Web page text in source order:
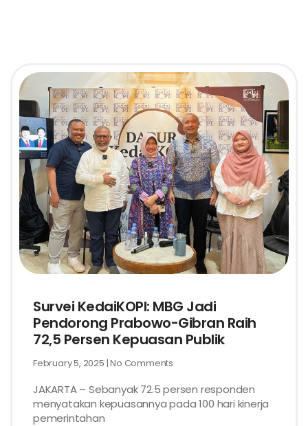
Survei KedaiKOPI: MBG Jadi
Pendorong Prabowo-Gibran Raih
72,5 Persen Kepuasan Publik
February 5, 2025 No Comments
JAKARTA – Sebanyak 72.5 persen responden
menyatakan kepuasannya pada 100 hari kinerja
pemerintahan